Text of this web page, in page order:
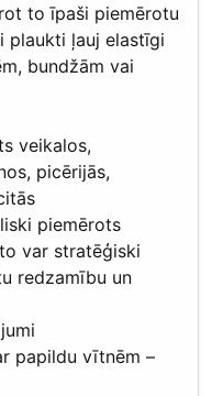
to īpaši piemērotu
plaukti ļauj elastīgi
bundžām vai
veikalos,
picērijās,
piemērots
var stratēģiski
redzamību un
papildu vītnēm –